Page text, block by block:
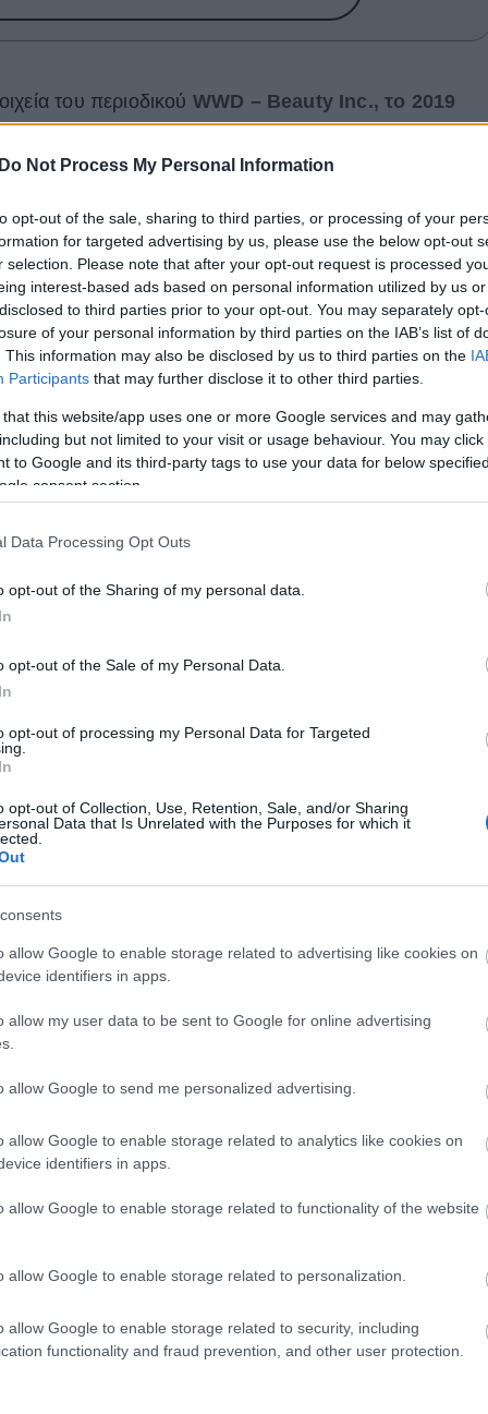
Do Not Process My Personal Information
opt-out of the sale, sharing to third parties, or processing of your
for targeted advertising by us, please use the below opt-out
selection. Please note that after your opt-out request is processed
interest-based ads based on personal information utilized by us
to third parties prior to your opt-out. You may separately
of your personal information by third parties on the IAB’s list of
This information may also be disclosed by us to third parties on the
Participants that may further disclose it to other third parties.
that this website/app uses one or more Google services and may
but not limited to your visit or usage behaviour. You may
to Google and its third-party tags to use your data for below
consent section.
Data Processing Opt Outs
opt-out of the Sharing of my personal data.
opt-out of the Sale of my Personal Data.
opt-out of processing my Personal Data for Targeted
opt-out of Collection, Use, Retention, Sale, and/or Sharing
Data that Is Unrelated with the Purposes for which it
allow Google to enable storage related to advertising like cookies on
identifiers in apps.
allow my user data to be sent to Google for online advertising
allow Google to send me personalized advertising.
allow Google to enable storage related to analytics like cookies on
identifiers in apps.
allow Google to enable storage related to functionality of the website
allow Google to enable storage related to personalization.
allow Google to enable storage related to security, including
functionality and fraud prevention, and other user protection.
του περιοδικού WWD – Beauty Inc., το 2019
για τον όμιλο NAOS σε παγκόσμιο επίπεδο. Ο
έχει στο portfolio του ταbrand Bioderma, Institut
παγκόσμια αγορά καλλυντικών κερδίζοντας την 46η
+13% σε σύγκριση με την προηγούμενη
με ανάπτυξη καθαρών πωλήσεων +46% και
40 χρόνια βιώσιμης ανάπτυξης μέσα από τις 3
από το δέρμα και έχουν μία κοινή προσέγγιση, την
of Life Scienceπου αναπτύσσει μείζονα ερευνητικά
ενώ το τμήμα NAOS Initiative και Finance
σε νεοϊδρυόμενες εταιρίες ή σε άλλες δομές
Φροντίδας.
θα βρείτε σε επιλεγμένα φαρμακεία, e-
την τέλεια εφαρμογή τους και τα πιο hot
ΤΩΡΑ
κάτω από 2 ευρώ και θα βάλει σε τάξη το ντουλάπι της
τον τρόπο που ντύνεσαι